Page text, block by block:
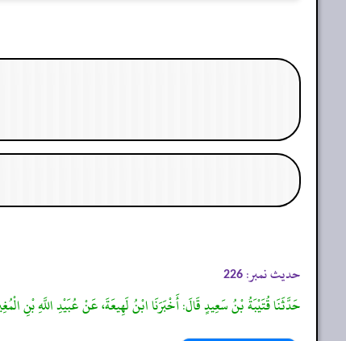
حدیث نمبر: 226
حَدَّثَنَا قُتَيْبَةُ بْنُ سَعِيدٍ قَالَ: أَخْبَرَنَا ابْنُ لَهِيعَةَ، عَنْ عُبَيْدِ اللَّهِ بْنِ